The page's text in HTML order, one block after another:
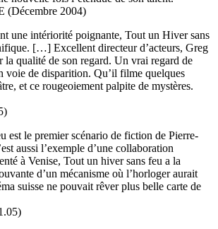
(Décembre 2004)
une intériorité poignante, Tout un Hiver sans
[…] Excellent directeur d’acteurs, Greg
la qualité de son regard. Un vrai regard de
voie de disparition. Qu’il filme quelques
et ce rougeoiement palpite de mystères.
est le premier scénario de fiction de Pierre-
aussi l’exemple d’une collaboration
à Venise, Tout un hiver sans feu a la
d’un mécanisme où l’horloger aurait
suisse ne pouvait rêver plus belle carte de